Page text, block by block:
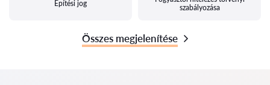
Építési jog
szabályozása
Összes megjelenítése